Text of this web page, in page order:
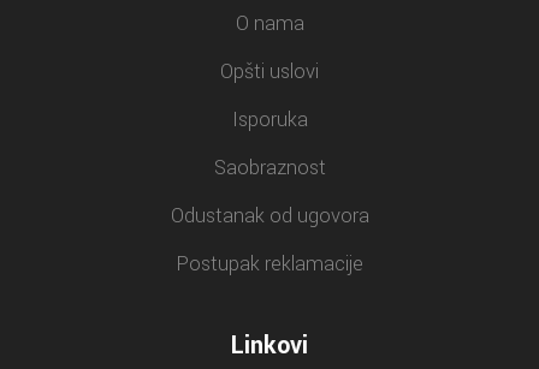
O nama
Opšti uslovi
Isporuka
Saobraznost
Odustanak od ugovora
Postupak reklamacije
Linkovi